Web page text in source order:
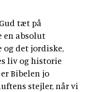
tæt på
en absolut
det jordiske,
liv og historie
Bibelen jo
stejler, når vi